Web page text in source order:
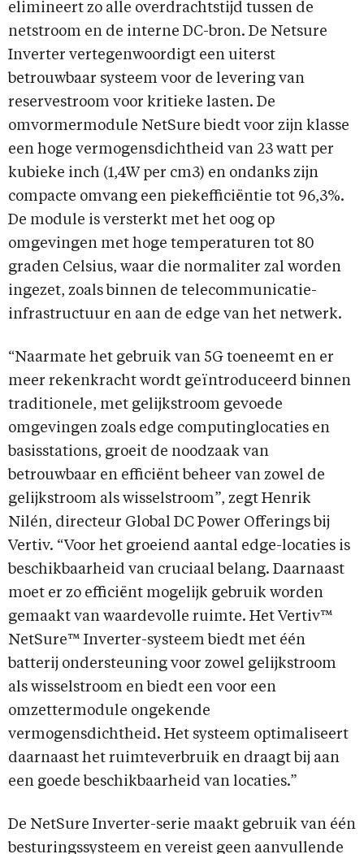
elimineert zo alle overdrachtstijd tussen de
netstroom en de interne DC-bron. De Netsure
Inverter vertegenwoordigt een uiterst
betrouwbaar systeem voor de levering van
reservestroom voor kritieke lasten. De
omvormermodule NetSure biedt voor zijn klasse
een hoge vermogensdichtheid van 23 watt per
kubieke inch (1,4W per cm3) en ondanks zijn
compacte omvang een piekefficiëntie tot 96,3%.
De module is versterkt met het oog op
omgevingen met hoge temperaturen tot 80
graden Celsius, waar die normaliter zal worden
ingezet, zoals binnen de telecommunicatie-
infrastructuur en aan de edge van het netwerk.
“Naarmate het gebruik van 5G toeneemt en er
meer rekenkracht wordt geïntroduceerd binnen
traditionele, met gelijkstroom gevoede
omgevingen zoals edge computinglocaties en
basisstations, groeit de noodzaak van
betrouwbaar en efficiënt beheer van zowel de
gelijkstroom als wisselstroom”, zegt Henrik
Nilén, directeur Global DC Power Offerings bij
Vertiv. “Voor het groeiend aantal edge-locaties is
beschikbaarheid van cruciaal belang. Daarnaast
moet er zo efficiënt mogelijk gebruik worden
gemaakt van waardevolle ruimte. Het Vertiv™
NetSure™ Inverter-systeem biedt met één
batterij ondersteuning voor zowel gelijkstroom
als wisselstroom en biedt een voor een
omzettermodule ongekende
vermogensdichtheid. Het systeem optimaliseert
daarnaast het ruimteverbruik en draagt bij aan
een goede beschikbaarheid van locaties.”
De NetSure Inverter-serie maakt gebruik van één
besturingssysteem en vereist geen aanvullende